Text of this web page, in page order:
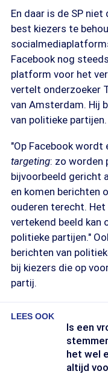
En daar is de SP
best kiezers te
Facebook nog
platform voor het
vertelt onderzoeker
van Amsterdam. Hij
van politieke partijen.
"Op Facebook wordt
targeting: zo worden
bijvoorbeeld gericht
en komen berichten
ouderen terecht. Het
vertekend beeld kan
politieke partijen."
berichten van
bij kiezers die op
partij.
LEES OOK
Is een
het wel
altijd